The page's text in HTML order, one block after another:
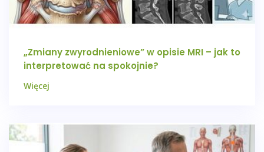
„Zmiany zwyrodnieniowe” w opisie MRI – jak to
interpretować na spokojnie?
Więcej